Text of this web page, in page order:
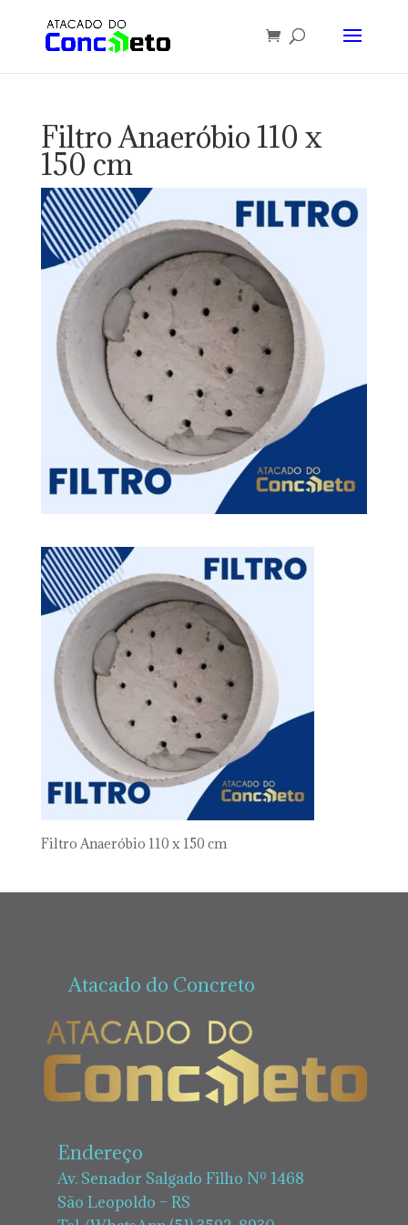
Filtro Anaeróbio 110 x
150 cm
Filtro Anaeróbio 110 x 150 cm
Atacado do Concreto
Endereço
Av. Senador Salgado Filho Nº 1468
São Leopoldo – RS